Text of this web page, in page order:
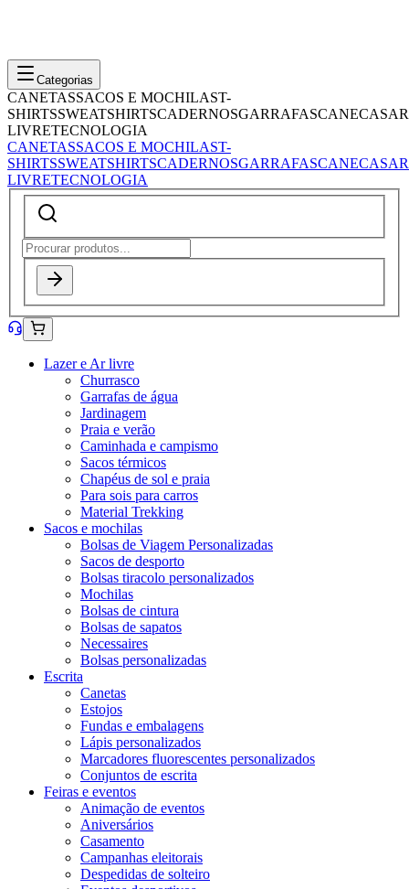
Categorias
CANETASSACOS E MOCHILAST-
SHIRTSSWEATSHIRTSCADERNOSGARRAFASCANECASAR
LIVRETECNOLOGIA
CANETASSACOS E MOCHILAST-
SHIRTSSWEATSHIRTSCADERNOSGARRAFASCANECASAR
LIVRETECNOLOGIA
Lazer e Ar livre
Churrasco
Garrafas de água
Jardinagem
Praia e verão
Caminhada e campismo
Sacos térmicos
Chapéus de sol e praia
Para sois para carros
Material Trekking
Sacos e mochilas
Bolsas de Viagem Personalizadas
Sacos de desporto
Bolsas tiracolo personalizados
Mochilas
Bolsas de cintura
Bolsas de sapatos
Necessaires
Bolsas personalizadas
Escrita
Canetas
Estojos
Fundas e embalagens
Lápis personalizados
Marcadores fluorescentes personalizados
Conjuntos de escrita
Feiras e eventos
Animação de eventos
Aniversários
Casamento
Campanhas eleitorais
Despedidas de solteiro